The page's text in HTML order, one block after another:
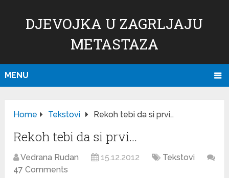
DJEVOJKA U ZAGRLJAJU
METASTAZA
MENU
Home Tekstovi Rekoh tebi da si prvi…
Rekoh tebi da si prvi…
Vedrana Rudan 15.12.2012
Tekstovi
47 Comments